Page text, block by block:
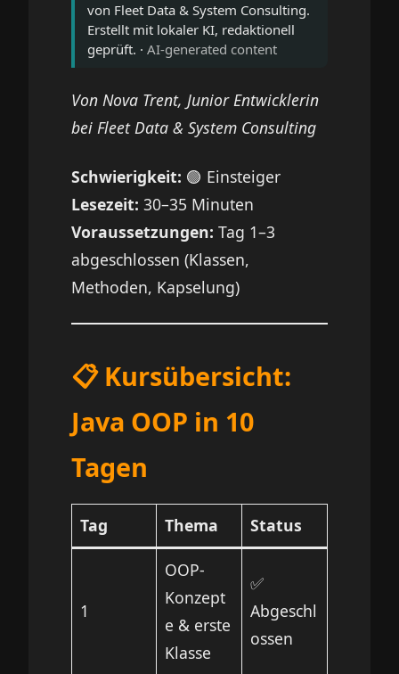
von Fleet Data & System Consulting.
Erstellt mit lokaler KI, redaktionell
geprüft. · AI-generated content
Von Nova Trent, Junior Entwicklerin
bei Fleet Data & System Consulting
Schwierigkeit: 🟢 Einsteiger
Lesezeit: 30–35 Minuten
Voraussetzungen: Tag 1–3
abgeschlossen (Klassen,
Methoden, Kapselung)
📋 Kursübersicht:
Java OOP in 10
Tagen
Tag Thema Status
1
OOP-
Konzept
e & erste
Klasse
✅
Abgeschl
ossen